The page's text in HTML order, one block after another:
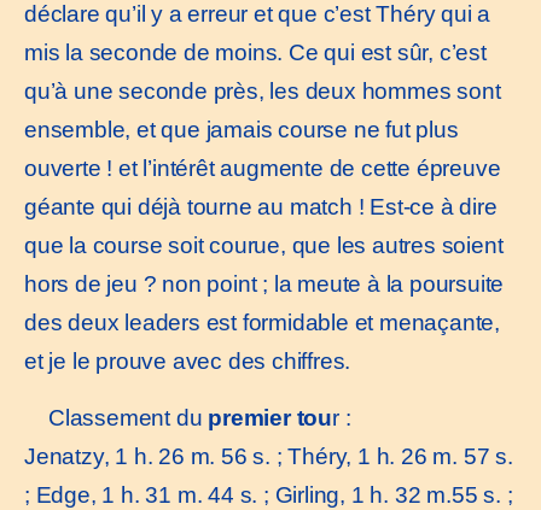
déclare qu’il y a erreur et que c’est Théry qui a
mis la seconde de moins. Ce qui est sûr, c’est
qu’à une seconde près, les deux hommes sont
ensemble, et que jamais course ne fut plus
ouverte ! et l’intérêt augmente de cette épreuve
géante qui déjà tourne au match ! Est-ce à dire
que la course soit courue, que les autres soient
hors de jeu ? non point ; la meute à la poursuite
des deux leaders est formidable et menaçante,
et je le prouve avec des chiffres.
Classement du premier tour :
Jenatzy, 1 h. 26 m. 56 s. ; Théry, 1 h. 26 m. 57 s.
; Edge, 1 h. 31 m. 44 s. ; Girling, 1 h. 32 m.55 s. ;